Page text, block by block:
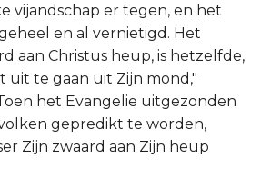
vijandschap er tegen, en het
en al vernietigd. Het
aan Christus heup, is hetzelfde,
uit te gaan uit Zijn mond,"
het Evangelie uitgezonden
gepredikt te worden,
Zijn zwaard aan Zijn heup